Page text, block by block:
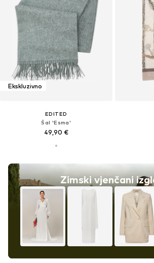
Ekskluzivno
EDITED
Šal 'Esma'
49,90 €
Zimski vjenčani